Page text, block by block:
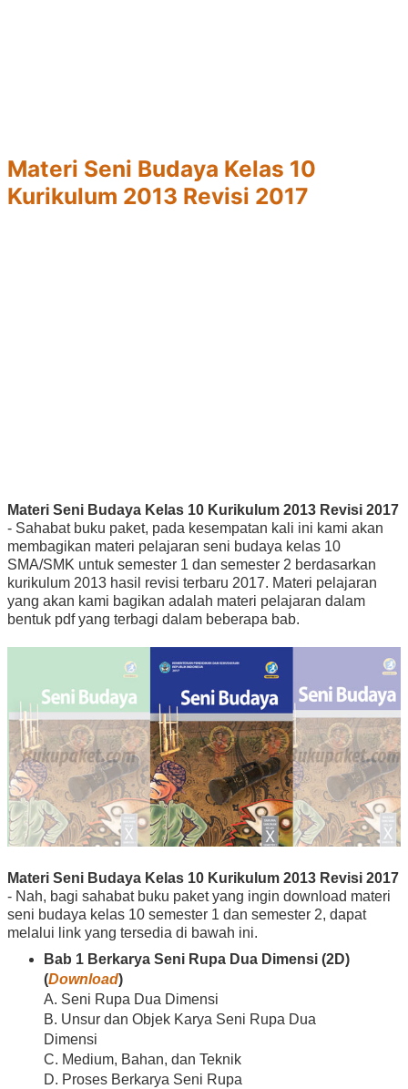
Materi Seni Budaya Kelas 10
Kurikulum 2013 Revisi 2017
Materi Seni Budaya Kelas 10 Kurikulum 2013 Revisi 2017
- Sahabat buku paket, pada kesempatan kali ini kami akan
membagikan materi pelajaran seni budaya kelas 10
SMA/SMK untuk semester 1 dan semester 2 berdasarkan
kurikulum 2013 hasil revisi terbaru 2017. Materi pelajaran
yang akan kami bagikan adalah materi pelajaran dalam
bentuk pdf yang terbagi dalam beberapa bab.
Materi Seni Budaya Kelas 10 Kurikulum 2013 Revisi 2017
- Nah, bagi sahabat buku paket yang ingin download materi
seni budaya kelas 10 semester 1 dan semester 2, dapat
melalui link yang tersedia di bawah ini.
Bab 1 Berkarya Seni Rupa Dua Dimensi (2D)
(Download)
A. Seni Rupa Dua Dimensi
B. Unsur dan Objek Karya Seni Rupa Dua
Dimensi
C. Medium, Bahan, dan Teknik
D. Proses Berkarya Seni Rupa